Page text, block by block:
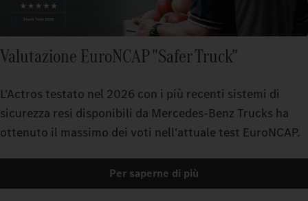
Valutazione EuroNCAP "Safer Truck"
L'Actros testato nel 2026 con i più recenti sistemi di
sicurezza resi disponibili da Mercedes-Benz Trucks ha
ottenuto il massimo dei voti nell'attuale test EuroNCAP.
Per saperne di più